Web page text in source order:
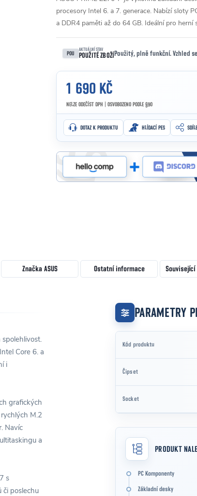
procesory Intel 6. a 7. generace. Nabízí sloty
a DDR4 paměti až do 64 GB. Ideální pro herní
POU
AKTUÁLNÍ STAV
POUŽITÉ ZBOŽÍ Použitý, plně funkční. Vzhled
1 690 KČ
NELZE ODEČÍST DPH | OSVOBOZENO PODLE §90
Měrná cena:
DOTAZ K PRODUKTU HLÍDACÍ PES
ZnačkaASUS Ostatní informace
Core 6. a
i
grafických
M.2
Navíc
a
s
poslechu
PARAMETRY
Kód produktu
Čipset
Socket
PRODUKT
PC Komponenty
Základní desky